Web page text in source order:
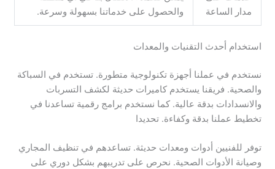
مدار الساعة
والحصول على خدماتنا بسهولة وسرعة.
استخدام أحدث التقنيات والمعدات
نستخدم في عملنا أجهزة تكنولوجية متطورة. تستخدم في السباكة
والصحية. فريقنا يستخدم كاميرات حديثة لكشف التسربات
والانسدادات بدقة عالية. كما نستخدم برامج رقمية تساعدنا في
تخطيط عملنا بدقة وكفاءة. تحديدا
توفر للفنيين أدوات ومعدات حديثة. تساعدهم في تنظيف المجاري
وصيانة الأدوات الصحية. نحرص على تدريبهم بشكل دوري على